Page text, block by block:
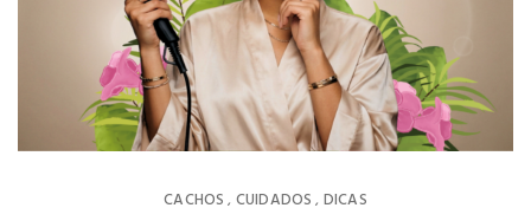
CACHOS , CUIDADOS , DICAS